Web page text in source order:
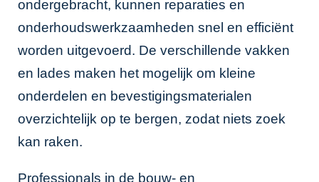
ondergebracht, kunnen reparaties en
onderhoudswerkzaamheden snel en efficiënt
worden uitgevoerd. De verschillende vakken
en lades maken het mogelijk om kleine
onderdelen en bevestigingsmaterialen
overzichtelijk op te bergen, zodat niets zoek
kan raken.
Professionals in de bouw- en